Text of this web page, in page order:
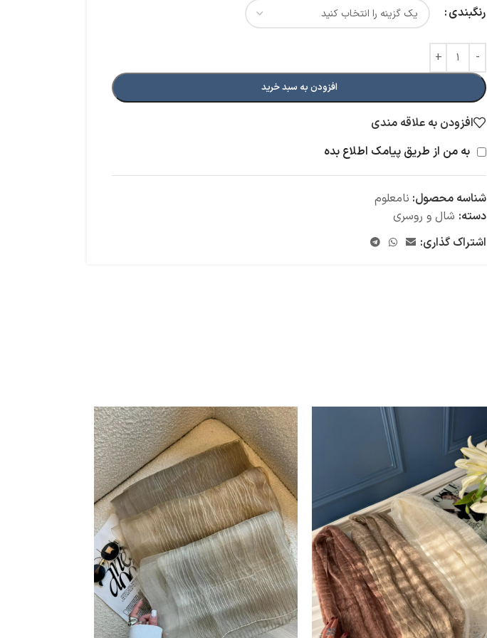
رنگبندی
افزودن به سبد خرید
افزودن به علاقه مندی
به من از طریق پیامک اطلاع بده
شناسه محصول: نامعلوم
دسته: شال و روسری
اشتراک گذاری: